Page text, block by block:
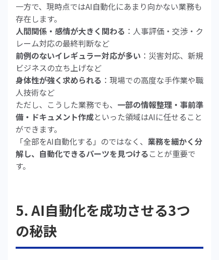
一方で、現時点ではAI自動化にあまり向かない業務も
存在します。
人間関係・感情が大きく関わる ：人事評価・交渉・ク
レーム対応の最終判断など
前例のないイレギュラー対応が多い ：災害対応、新規
ビジネスの立ち上げなど
身体性が強く求められる ：現場での高度な手作業や職
人技術など
ただし、こうした業務でも、 一部の情報整理・事前準
備・ドキュメント作成といった領域はAIに任せること
ができます。
「全部をAI自動化する」のではなく、 業務を細かく分
解し、自動化できるパーツを見つける ことが重要で
す。
5. AI自動化を成功させる3つ
の秘訣